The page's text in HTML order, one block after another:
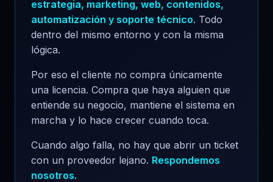
estrategia, marketing, web, contenidos,
automatización y soporte técnico. Todo
dentro del mismo entorno y con la misma
lógica.
Por eso el cliente no compra únicamente
una licencia. Compra que haya alguien que
entiende su negocio, mantiene el sistema en
marcha y lo hace crecer cuando toca.
Cuando algo falla, no hay que abrir un ticket
con un proveedor lejano. Respondemos
nosotros.